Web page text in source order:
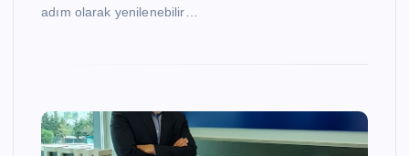
adım olarak yenilenebilir…